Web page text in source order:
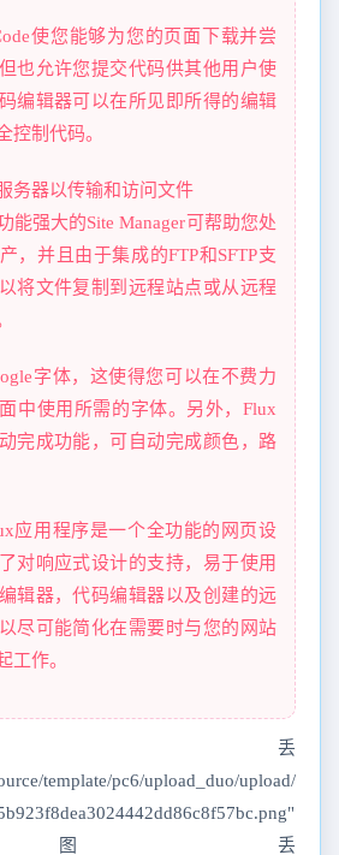
使您能够为您的页面下载并尝
也允许您提交代码供其他用户使
编辑器可以在所见即所得的编辑
控制代码。
务器以传输和访问文件
能强大的Site Manager可帮助您处
，并且由于集成的FTP和SFTP支
将文件复制到远程站点或从远程
字体，这使得您可以在不费力
中使用所需的字体。另外，Flux
完成功能，可自动完成颜色，路
应用程序是一个全功能的网页设
对响应式设计的支持，易于使用
辑器，代码编辑器以及创建的远
尽可能简化在需要时与您的网站
工作。
丢
template/pc6/upload_duo/upload/
丢